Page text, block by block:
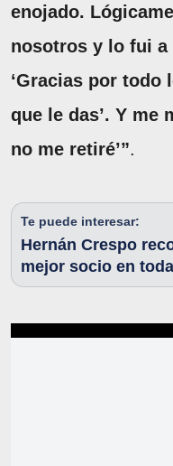
enojado.
nosotros y lo fui a
‘Gracias por
que le das’. Y me
no me retiré’”.
Te puede interesar:
Hernán Crespo
mejor socio en